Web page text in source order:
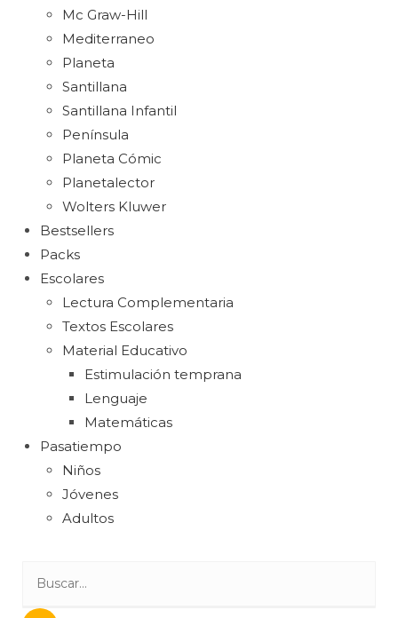
Mc Graw-Hill
Mediterraneo
Planeta
Santillana
Santillana Infantil
Península
Planeta Cómic
Planetalector
Wolters Kluwer
Bestsellers
Packs
Escolares
Lectura Complementaria
Textos Escolares
Material Educativo
Estimulación temprana
Lenguaje
Matemáticas
Pasatiempo
Niños
Jóvenes
Adultos